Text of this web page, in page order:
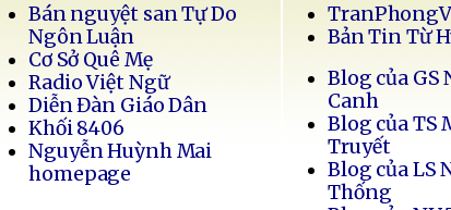
Bán nguyệt san Tự Do
Ngôn Luận
Cơ Sở Quê Mẹ
Radio Việt Ngữ
Diễn Đàn Giáo Dân
Khối 8406
Nguyễn Huỳnh Mai
homepage
Bản Tin Từ
Blog của GS
Canh
Blog của TS
Truyết
Blog của LS
Thống